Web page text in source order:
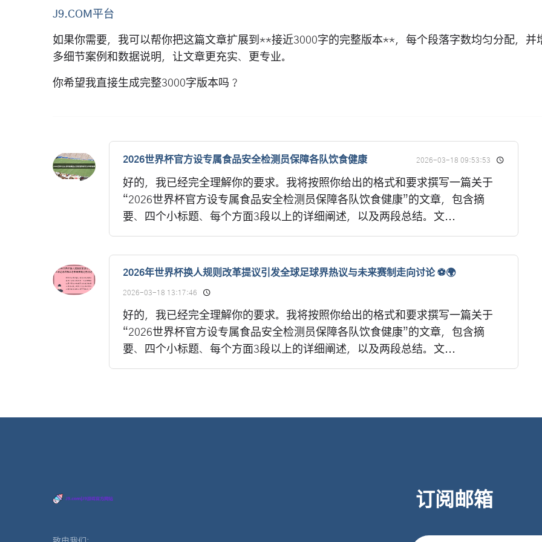
J9.COM平台
如果你需要，我可以帮你把这篇文章扩展到**接近3000字的完整版本**，每个段落字数均匀分配，并
多细节案例和数据说明，让文章更充实、更专业。
你希望我直接生成完整3000字版本吗？
2026世界杯官方设专属食品安全检测员保障各队饮食健康 2026-03-18 09:53:53
好的，我已经完全理解你的要求。我将按照你给出的格式和要求撰写一篇关于
“2026世界杯官方设专属食品安全检测员保障各队饮食健康”的文章，包含摘
要、四个小标题、每个方面3段以上的详细阐述，以及两段总结。文...
2026年世界杯换人规则改革提议引发全球足球界热议与未来赛制走向讨论 ⚽🌍
2026-03-18 13:17:46
好的，我已经完全理解你的要求。我将按照你给出的格式和要求撰写一篇关于
“2026世界杯官方设专属食品安全检测员保障各队饮食健康”的文章，包含摘
要、四个小标题、每个方面3段以上的详细阐述，以及两段总结。文...
订阅邮箱